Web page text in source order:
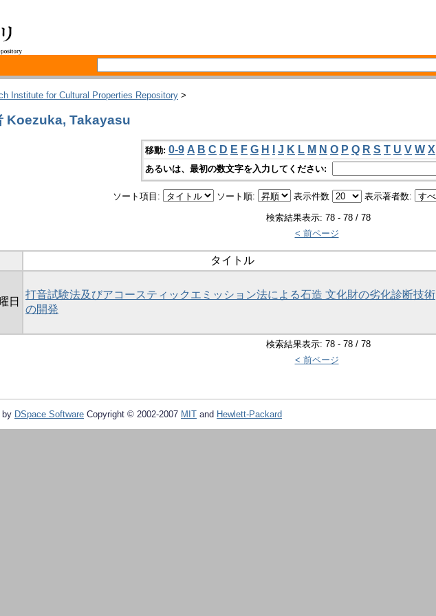
Institute for Cultural Properties Repository >
Koezuka, Takayasu
移動: 0-9 A B C D E F G H J K L M N O P Q R S T U V W X
あるいは、最初の数文字を入力してください:
ソート項目: ソート順: 表示件数 表示著者数:
検索結果表示: 78 - 78 / 78
< 前ページ
タイトル
日
打音試験法及びアコースティックエミッション法による石造 文化財の劣化診断技術
の開発
検索結果表示: 78 - 78 / 78
< 前ページ
by DSpace Software Copyright © 2002-2007 MIT and Hewlett-Packard